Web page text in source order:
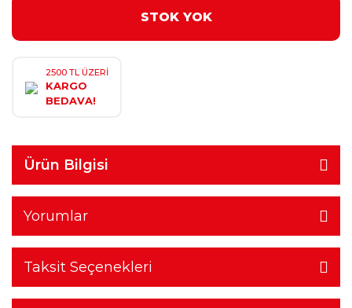
STOK YOK
2500 TL ÜZERİ
KARGO
BEDAVA!
Ürün Bilgisi
Yorumlar
Taksit Seçenekleri